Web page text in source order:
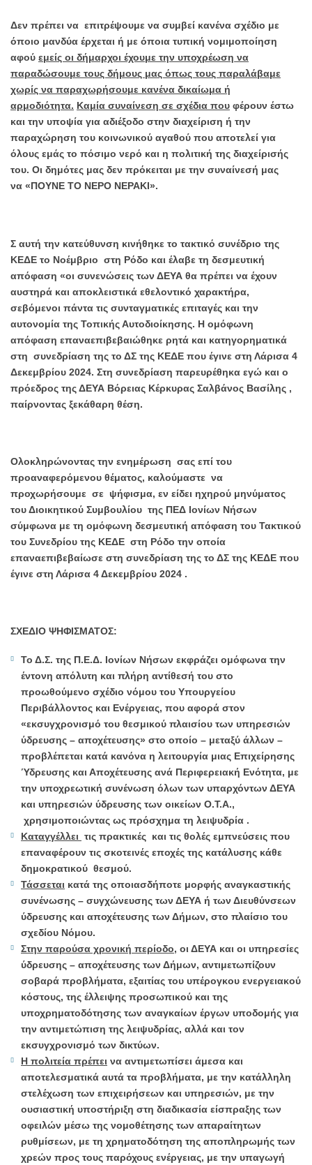
Δεν πρέπει να επιτρέψουμε να συμβεί κανένα σχέδιο με
όποιο μανδύα έρχεται ή με όποια τυπική νομιμοποίηση
αφού εμείς οι δήμαρχοι έχουμε την υποχρέωση να
παραδώσουμε τους δήμους μας όπως τους παραλάβαμε
χωρίς να παραχωρήσουμε κανένα δικαίωμα ή
αρμοδιότητα. Καμία συναίνεση σε σχέδια που φέρουν έστω
και την υποψία για αδιέξοδο στην διαχείριση ή την
παραχώρηση του κοινωνικού αγαθού που αποτελεί για
όλους εμάς το πόσιμο νερό και η πολιτική της διαχείρισής
του. Οι δημότες μας δεν πρόκειται με την συναίνεσή μας
να «ΠΟΥΝΕ ΤΟ ΝΕΡΟ ΝΕΡΑΚΙ».
Σ αυτή την κατεύθυνση κινήθηκε το τακτικό συνέδριο της
ΚΕΔΕ το Νοέμβριο στη Ρόδο και έλαβε τη δεσμευτική
απόφαση «οι συνενώσεις των ΔΕΥΑ θα πρέπει να έχουν
αυστηρά και αποκλειστικά εθελοντικό χαρακτήρα,
σεβόμενοι πάντα τις συνταγματικές επιταγές και την
αυτονομία της Τοπικής Αυτοδιοίκησης. Η ομόφωνη
απόφαση επαναεπιβεβαιώθηκε ρητά και κατηγορηματικά
στη συνεδρίαση της το ΔΣ της ΚΕΔΕ που έγινε στη Λάρισα 4
Δεκεμβρίου 2024. Στη συνεδρίαση παρευρέθηκα εγώ και ο
πρόεδρος της ΔΕΥΑ Βόρειας Κέρκυρας Σαλβάνος Βασίλης ,
παίρνοντας ξεκάθαρη θέση.
Ολοκληρώνοντας την ενημέρωση σας επί του
προαναφερόμενου θέματος, καλούμαστε να
προχωρήσουμε σε ψήφισμα, εν είδει ηχηρού μηνύματος
του Διοικητικού Συμβουλίου της ΠΕΔ Ιονίων Νήσων
σύμφωνα με τη ομόφωνη δεσμευτική απόφαση του Τακτικού
του Συνεδρίου της ΚΕΔΕ στη Ρόδο την οποία
επαναεπιβεβαίωσε στη συνεδρίαση της το ΔΣ της ΚΕΔΕ που
έγινε στη Λάρισα 4 Δεκεμβρίου 2024 .
ΣΧΕΔΙΟ ΨΗΦΙΣΜΑΤΟΣ:
Το Δ.Σ. της Π.Ε.Δ. Ιονίων Νήσων εκφράζει ομόφωνα την
έντονη απόλυτη και πλήρη αντίθεσή του στο
προωθούμενο σχέδιο νόμου του Υπουργείου
Περιβάλλοντος και Ενέργειας, που αφορά στον
«εκσυγχρονισμό του θεσμικού πλαισίου των υπηρεσιών
ύδρευσης – αποχέτευσης» στο οποίο – μεταξύ άλλων –
προβλέπεται κατά κανόνα η λειτουργία μιας Επιχείρησης
Ύδρευσης και Αποχέτευσης ανά Περιφερειακή Ενότητα, με
την υποχρεωτική συνένωση όλων των υπαρχόντων ΔΕΥΑ
και υπηρεσιών ύδρευσης των οικείων Ο.Τ.Α.,
χρησιμοποιώντας ως πρόσχημα τη λειψυδρία .
Καταγγέλλει τις πρακτικές και τις θολές εμπνεύσεις που
επαναφέρουν τις σκοτεινές εποχές της κατάλυσης κάθε
δημοκρατικού θεσμού.
Τάσσεται κατά της οποιασδήποτε μορφής αναγκαστικής
συνένωσης – συγχώνευσης των ΔΕΥΑ ή των Διευθύνσεων
ύδρευσης και αποχέτευσης των Δήμων, στο πλαίσιο του
σχεδίου Νόμου.
Στην παρούσα χρονική περίοδο, οι ΔΕΥΑ και οι υπηρεσίες
ύδρευσης – αποχέτευσης των Δήμων, αντιμετωπίζουν
σοβαρά προβλήματα, εξαιτίας του υπέρογκου ενεργειακού
κόστους, της έλλειψης προσωπικού και της
υποχρηματοδότησης των αναγκαίων έργων υποδομής για
την αντιμετώπιση της λειψυδρίας, αλλά και τον
εκσυγχρονισμό των δικτύων.
Η πολιτεία πρέπει να αντιμετωπίσει άμεσα και
αποτελεσματικά αυτά τα προβλήματα, με την κατάλληλη
στελέχωση των επιχειρήσεων και υπηρεσιών, με την
ουσιαστική υποστήριξη στη διαδικασία είσπραξης των
οφειλών μέσω της νομοθέτησης των απαραίτητων
ρυθμίσεων, με τη χρηματοδότηση της αποπληρωμής των
χρεών προς τους παρόχους ενέργειας, με την υπαγωγή